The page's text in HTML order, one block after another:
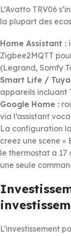
L’Avatto TRV06
la plupart des
Home Assistant :
Zigbee2MQTT
(Legrand, Somfy
Smart Life /
appareils incluant
Google Home :
via l’assistant
La configuration
creez une scene «
le thermostat a 17
une seule
L’investissement